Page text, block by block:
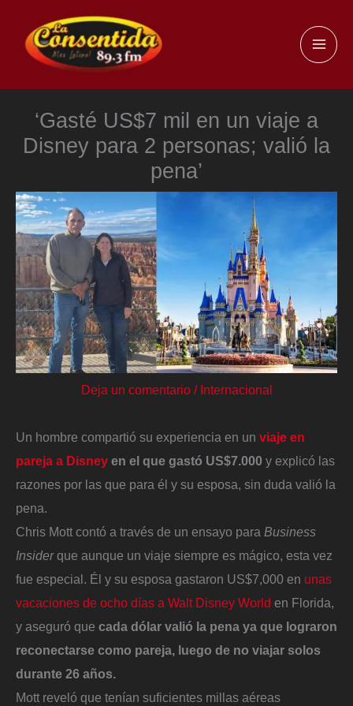
contenido
‘Gasté US$7 mil en un viaje a
Disney para 2 personas; valió la
pena’
Deja un comentario / Internacional
Un hombre compartió su experiencia en un viaje en
pareja a Disney en el que gastó US$7.000 y explicó las
razones por las que para él y su esposa, sin duda valió la
pena.
Chris Mott contó a través de un ensayo para Business
Insiderque aunque un viaje siempre es mágico, esta vez
fue especial. Él y su esposa gastaron US$7,000 en unas
vacaciones de ocho días a Walt Disney World en Florida,
y aseguró que cada dólar valió la pena ya que lograron
reconectarse como pareja, luego de no viajar solos
durante 26 años.
Mott reveló que tenían suficientes millas aéreas